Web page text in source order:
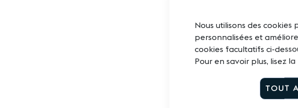
Nous utilisons des
personnalisées et
cookies facultatifs ci-
Pour en savoir plus, lisez la
TOUT